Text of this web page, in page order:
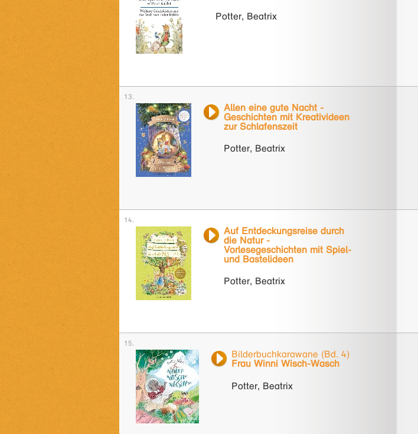
Potter, Beatrix
Allen eine gute Nacht -
Geschichten mit Kreativideen
zur Schlafenszeit
Potter, Beatrix
Auf Entdeckungsreise durch
die Natur -
Vorlesegeschichten mit Spiel-
und Bastelideen
Potter, Beatrix
Bilderbuchkarawane (Bd. 4)
Frau Winni Wisch-Wasch
Potter, Beatrix